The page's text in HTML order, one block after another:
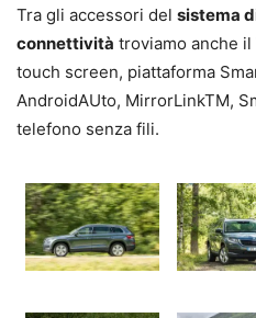
Tra gli accessori del sistema
connettività troviamo anche
touch screen, piattaforma
AndroidAUto, MirrorLinkTM,
telefono senza fili.